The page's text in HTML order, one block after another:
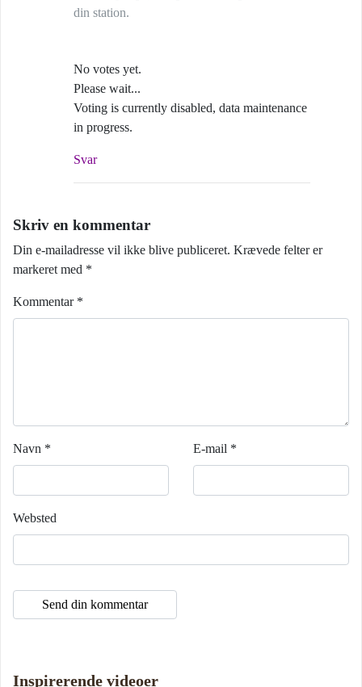
din station.
No votes yet.
Please wait...
Voting is currently disabled, data maintenance
in progress.
Svar
Skriv en kommentar
Din e-mailadresse vil ikke blive publiceret. Krævede felter er
markeret med *
Kommentar *
Navn * E-mail *
Websted
Inspirerende videoer